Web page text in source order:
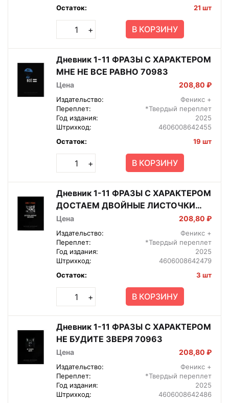
Остаток:
21 шт
+ В КОРЗИНУ
Дневник 1-11 ФРАЗЫ С ХАРАКТЕРОМ
МНЕ НЕ ВСЕ РАВНО 70983
Цена 208,80 ₽
Издательство:
Феникс +
Переплет:
*Твердый переплет
Год издания:
2025
Штрихкод:
4606008642455
Остаток:
19 шт
+ В КОРЗИНУ
Дневник 1-11 ФРАЗЫ С ХАРАКТЕРОМ
ДОСТАЕМ ДВОЙНЫЕ ЛИСТОЧКИ
70985
Цена 208,80 ₽
Издательство:
Феникс +
Переплет:
*Твердый переплет
Год издания:
2025
Штрихкод:
4606008642479
Остаток:
3 шт
+ В КОРЗИНУ
Дневник 1-11 ФРАЗЫ С ХАРАКТЕРОМ
НЕ БУДИТЕ ЗВЕРЯ 70963
Цена 208,80 ₽
Издательство:
Феникс +
Переплет:
*Твердый переплет
Год издания:
2025
Штрихкод:
4606008642486